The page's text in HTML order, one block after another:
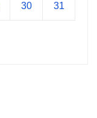
30 31